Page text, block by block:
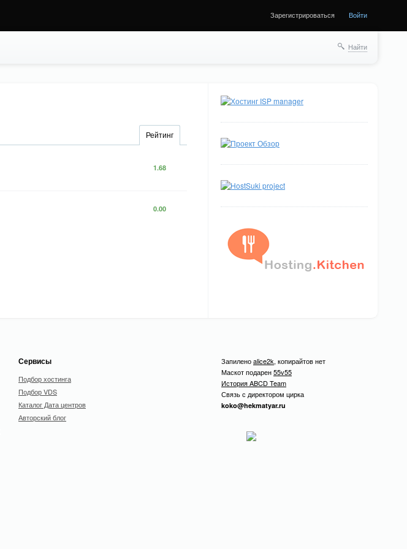
Зарегистрироваться Войти
Найти
Рейтинг
1.68
0.00
Сервисы
Подбор хостинга
Подбор VDS
Каталог Дата центров
Авторский блог
Запиленоalice2k, копирайтов нет
Маскот подарен55v55
История ABCD Team
Связь с директором цирка
koko@hekmatyar.ru